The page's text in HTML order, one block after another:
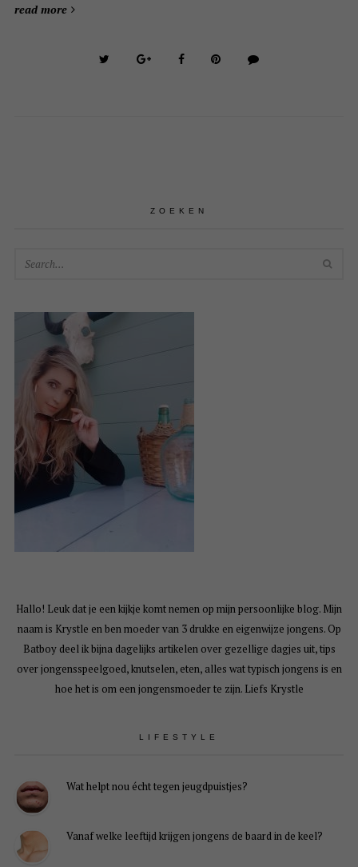
read more
ZOEKEN
Hallo! Leuk dat je een kijkje komt nemen op mijn persoonlijke blog. Mijn
naam is Krystle en ben moeder van 3 drukke en eigenwijze jongens. Op
Batboy deel ik bijna dagelijks artikelen over gezellige dagjes uit, tips
over jongensspeelgoed, knutselen, eten, alles wat typisch jongens is en
hoe het is om een jongensmoeder te zijn. Liefs Krystle
LIFESTYLE
Wat helpt nou écht tegen jeugdpuistjes?
Vanaf welke leeftijd krijgen jongens de baard in de keel?